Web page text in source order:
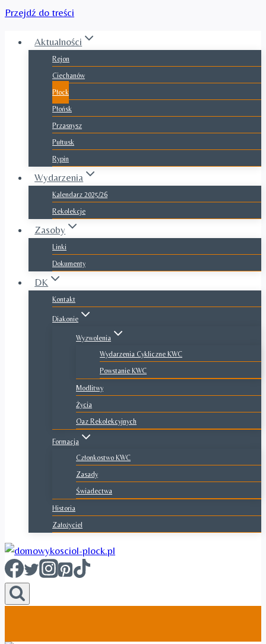
Przejdź do treści
Aktualności
Rejon
Ciechanów
Płock
Płońsk
Przasnysz
Pułtusk
Rypin
Wydarzenia
Kalendarz 2025/26
Rekolekcje
Zasoby
Linki
Dokumenty
DK
Kontakt
Diakonie
Wyzwolenia
Wydarzenia Cykliczne KWC
Powstanie KWC
Modlitwy
Życia
Oaz Rekolekcyjnych
Formacja
Członkostwo KWC
Zasady
Świadectwa
Historia
Założyciel